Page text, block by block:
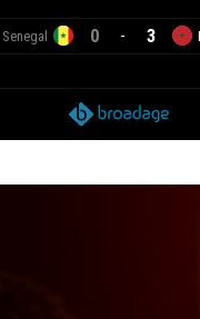
Senegal 0 - 3